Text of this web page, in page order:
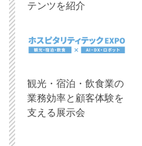
テンツを紹介
観光・宿泊・飲食業の
業務効率と顧客体験を
支える展示会